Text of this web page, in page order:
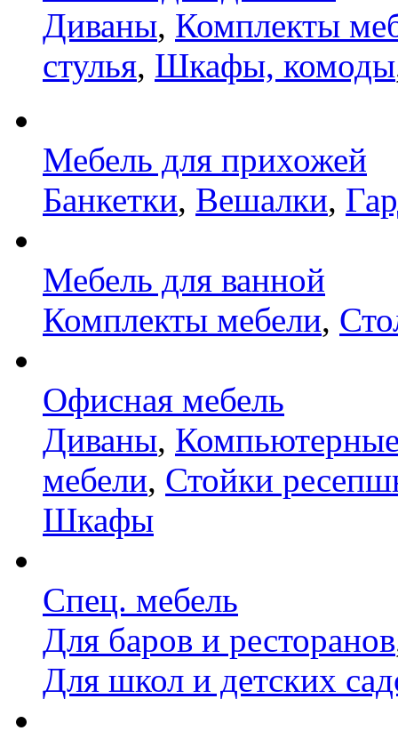
Диваны, Комплекты
стулья, Шкафы, комоды
Мебель для прихожей
Банкетки, Вешалки,
Мебель для ванной
Комплекты мебели,
Офисная мебель
Диваны,
мебели, Стойки
Шкафы
Спец. мебель
Для баров и ресторанов
Для школ и детских